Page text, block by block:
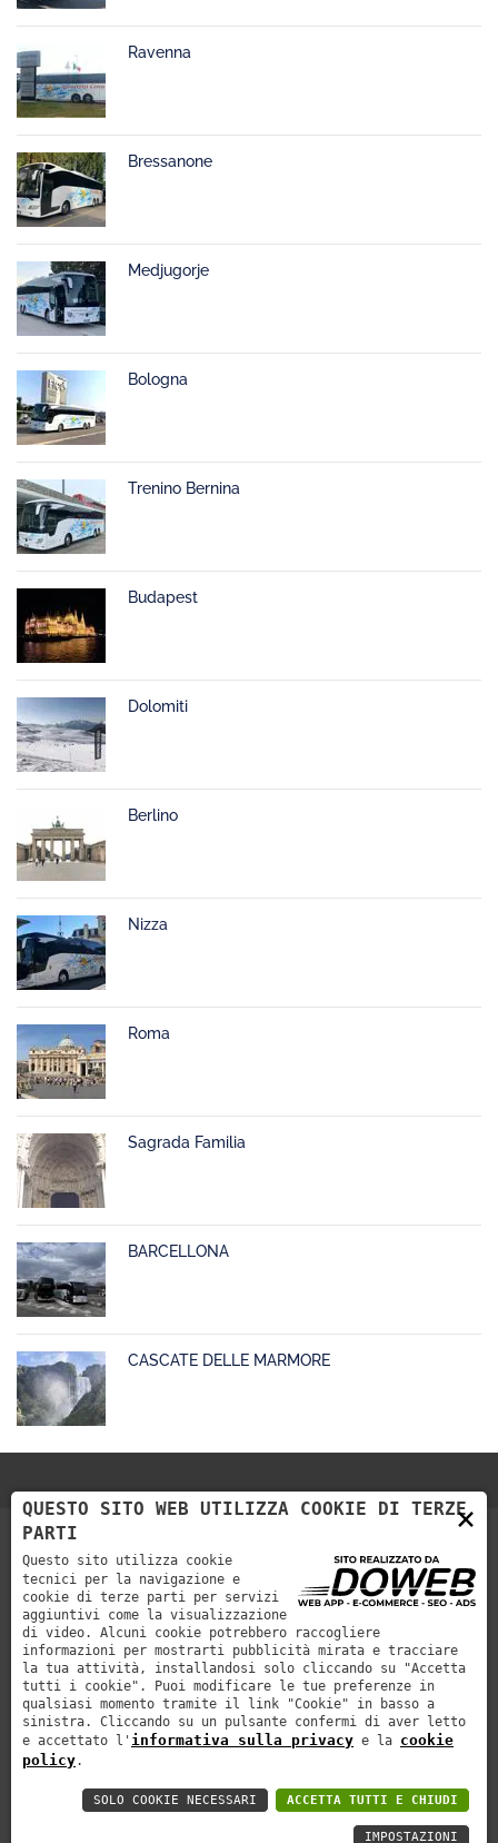
Ravenna
Bressanone
Medjugorje
Bologna
Trenino Bernina
Budapest
Dolomiti
Berlino
Nizza
Roma
Sagrada Familia
BARCELLONA
CASCATE DELLE MARMORE
Autoservizi Cerea organizza viaggi nazionali e internazionali,
con pullman Gran Turismo provvisti di tutti i comfort.
AUTO SERVIZI CEREA di Rossetti Evandro & C. s.n.c.
web agency
×
QUESTO SITO WEB UTILIZZA COOKIE DI TERZE
PARTI
Questo sito utilizza cookie
tecnici per la navigazione e
cookie di terze parti per servizi
aggiuntivi come la visualizzazione
di video. Alcuni cookie potrebbero raccogliere
informazioni per mostrarti pubblicità mirata e tracciare
la tua attività, installandosi solo cliccando su "Accetta
tutti i cookie". Puoi modificare le tue preferenze in
qualsiasi momento tramite il link "Cookie" in basso a
sinistra. Cliccando su un pulsante confermi di aver letto
e accettato l' informativa sulla privacy e la cookie
policy.
ACCETTA TUTTI E CHIUDI
SOLO COOKIE NECESSARI
IMPOSTAZIONI